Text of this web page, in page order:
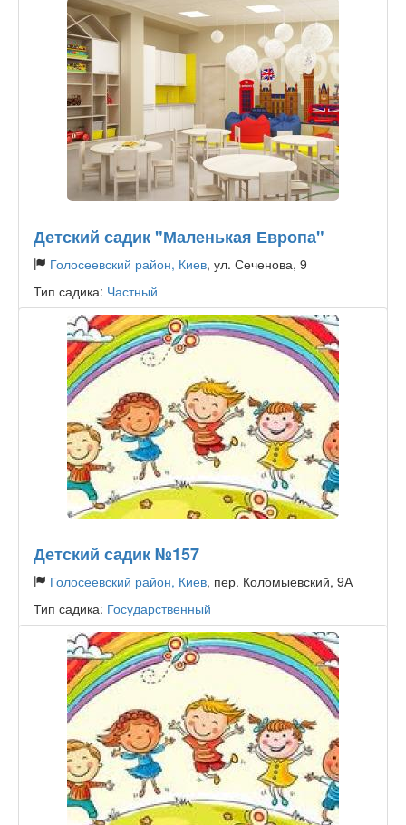
Тип садика:Частный
Детский садик "Маленькая Европа"
Голосеевский район, Киев, ул. Сеченова, 9
Тип садика: Частный
Детский садик №157
Голосеевский район, Киев, пер. Коломыевский, 9А
Тип садика: Государственный